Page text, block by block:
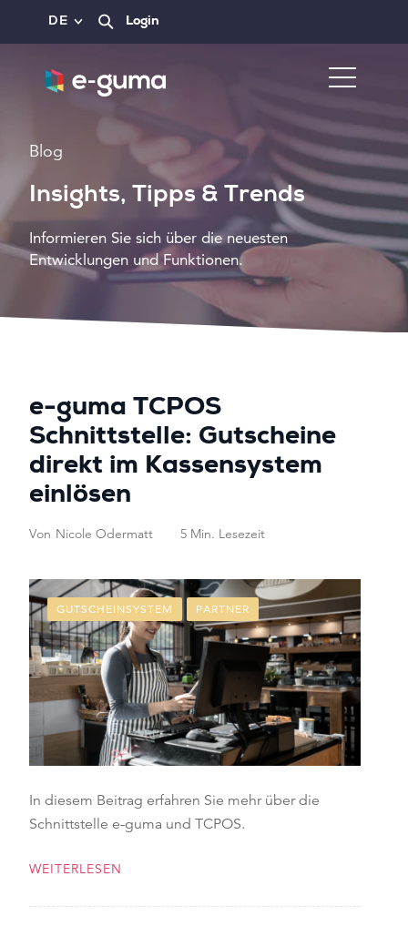
DE Login
Blog
Insights, Tipps & Trends
Informieren Sie sich über die neuesten
Entwicklungen und Funktionen.
e-guma TCPOS
Schnittstelle: Gutscheine
direkt im Kassensystem
einlösen
Von Nicole Odermatt 5 Min. Lesezeit
GUTSCHEINSYSTEM PARTNER
In diesem Beitrag erfahren Sie mehr über die
Schnittstelle e-guma und TCPOS.
WEITERLESEN